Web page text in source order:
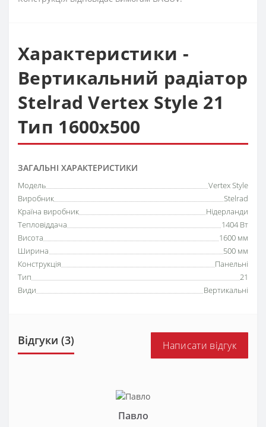
Характеристики -
Вертикальний радіатор
Stelrad Vertex Style 21
Тип 1600х500
ЗАГАЛЬНІ ХАРАКТЕРИСТИКИ
Модель
Vertex Style
Виробник
Stelrad
Країна виробник
Нідерланди
Тепловіддача
1404 Вт
Висота
1600 мм
Ширина
500 мм
Конструкція
Панельні
Тип
21
Види
Вертикальні
Відгуки (3) Написати відгук
Павло